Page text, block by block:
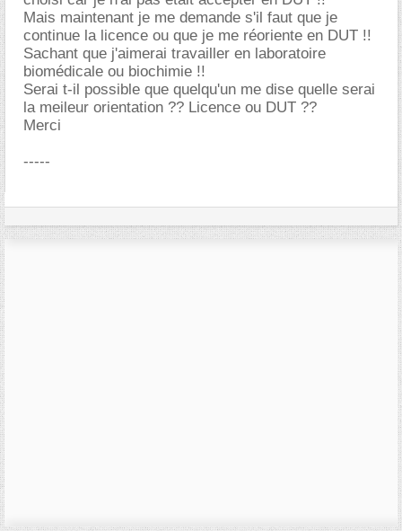
Mais maintenant je me demande s'il faut que je
continue la licence ou que je me réoriente en DUT !!
Sachant que j'aimerai travailler en laboratoire
biomédicale ou biochimie !!
Serai t-il possible que quelqu'un me dise quelle serai
la meileur orientation ?? Licence ou DUT ??
Merci
-----